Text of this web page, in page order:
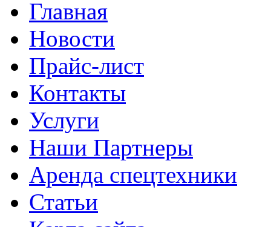
Главная
Новости
Прайс-лист
Контакты
Услуги
Наши Партнеры
Аренда спецтехники
Статьи